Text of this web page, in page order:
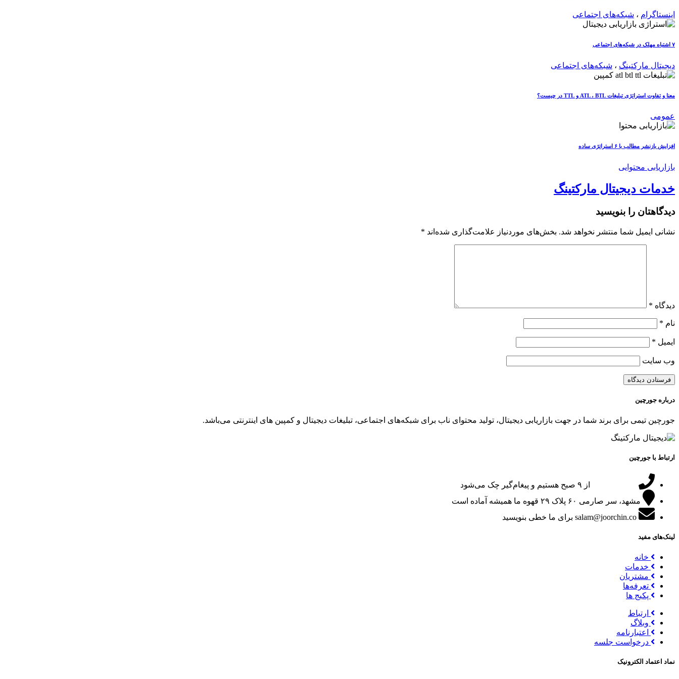
اینستاگرام ، شبکه‌های اجتماعی
۷ اشتباه مهلک در شبکه‌های اجتماعی
دیجیتال مارکتینگ ، شبکه‌های اجتماعی
معنا و تفاوت استراتژی تبلیغات ATL ، BTL و TTL در چیست؟
عمومی
افزایش بازنشر مطالب با ۶ استراتژی ساده
بازاریابی محتوایی
خدمات دیجیتال مارکتینگ
دیدگاهتان را بنویسید
نشانی ایمیل شما منتشر نخواهد شد. بخش‌های موردنیاز علامت‌گذاری شده‌اند *
دیدگاه *
نام *
ایمیل *
وب‌ سایت
درباره جورچین
جورچین تیمی برای برند شما در جهت بازاریابی دیجیتال، تولید محتوای ناب برای شبکه‌های اجتماعی، تبلیغات دیجیتال و کمپین های اینترنتی می‌باشد.
ارتباط با جورچین
از ۹ صبح هستیم و پیغام‌گیر چک می‌شود
مشهد، سر صارمی ۶۰ پلاک ۲۹
قهوه ما همیشه آماده است
salam@joorchin.co برای ما خطی بنویسید
لینک‌های مفید
خانه
خدمات
مشتریان
تعرفه‌ها
پکیج ها
ارتباط
وبلاگ
اعتبارنامه
درخواست جلسه
نماد اعتماد الکترونیک